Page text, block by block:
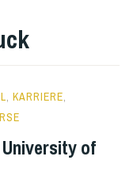
,KARRIERE,
of